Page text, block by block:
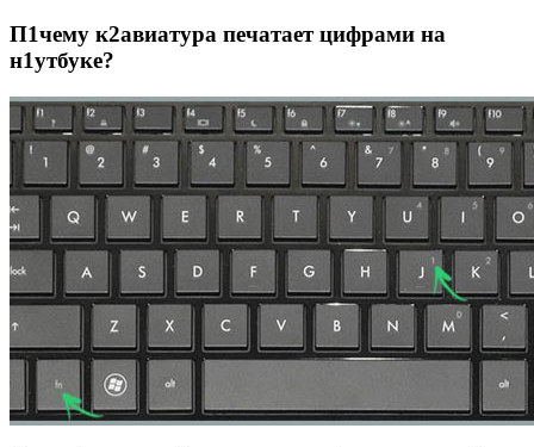
П1чему к2авиатура печатает цифрами на
н1утбуке?